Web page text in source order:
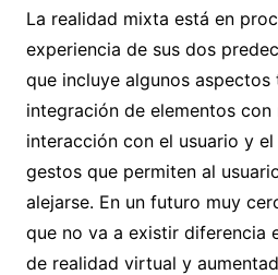
La realidad mixta está en
experiencia de sus dos
que incluye algunos
integración de elementos
interacción con el usuario y
gestos que permiten al
alejarse. En un futuro muy
que no va a existir diferencia
de realidad virtual y